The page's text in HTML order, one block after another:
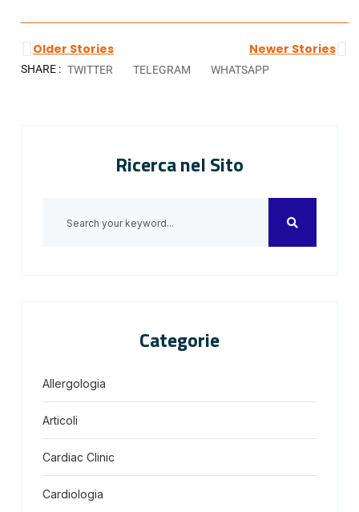
Older Stories Newer Stories
SHARE : TWITTER TELEGRAM WHATSAPP
Ricerca nel Sito
Categorie
Allergologia
Articoli
Cardiac Clinic
Cardiologia